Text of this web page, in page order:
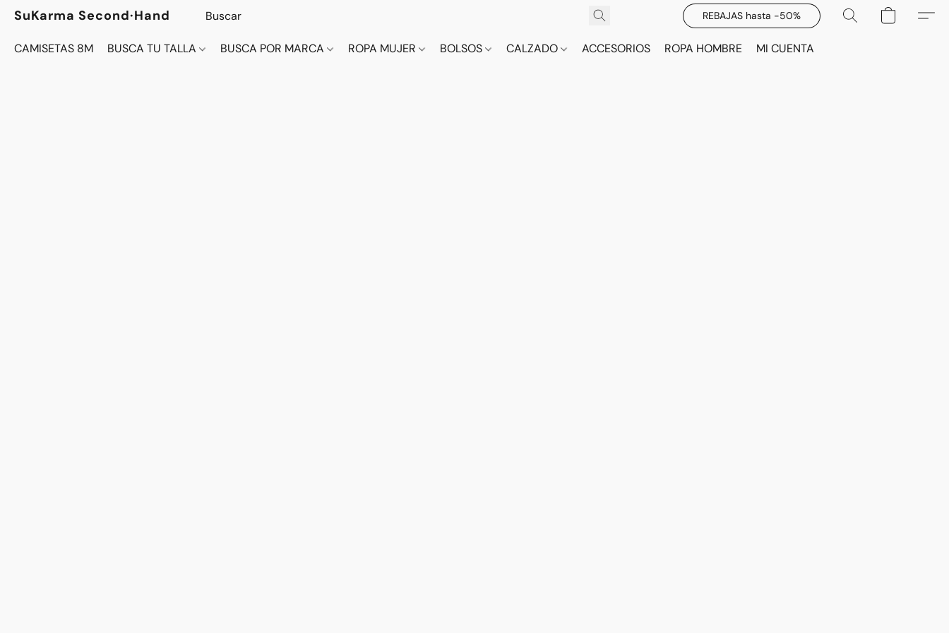
SuKarma Second·Hand REBAJAS hasta -50%
CAMISETAS 8M BUSCA TU TALLA BUSCA POR MARCA ROPA MUJER BOLSOS CALZADO ACCESORIOS ROPA HOMBRE MI CUENTA